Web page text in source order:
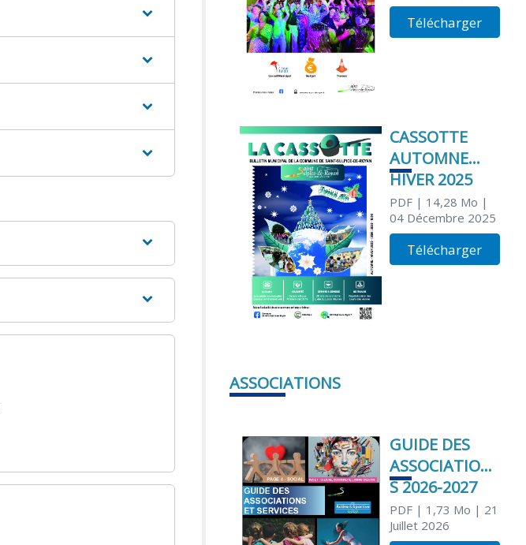
Télécharger
CASSOTTE
AUTOMNE
HIVER 2025
PDF| 14,28 Mo |
04 Décembre 2025
Télécharger
ASSOCIATIONS
GUIDE DES
ASSOCIATION
S 2026-2027
PDF| 1,73 Mo | 21
Juillet 2026